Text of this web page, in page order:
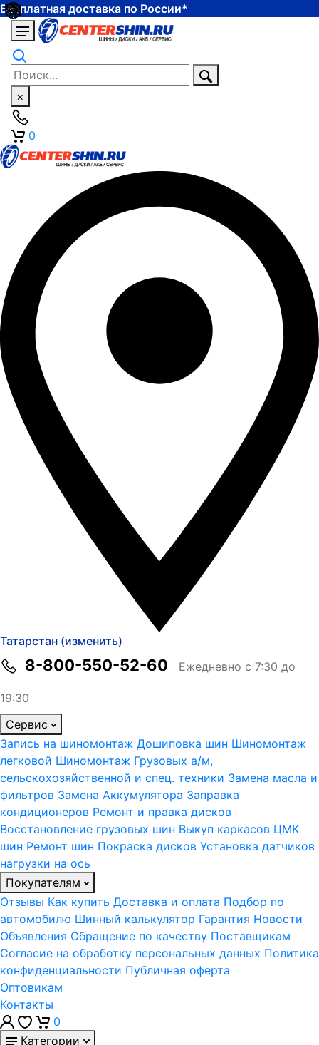
Бесплатная доставка по России*
×
0
Татарстан (изменить)
8-800-550-52-60 Ежедневно с 7:30 до
19:30
Сервис
Запись на шиномонтаж Дошиповка шин Шиномонтаж
легковой Шиномонтаж Грузовых а/м,
сельскохозяйственной и спец. техники Замена масла и
фильтров Замена Аккумулятора Заправка
кондиционеров Ремонт и правка дисков
Восстановление грузовых шин Выкуп каркасов ЦМК
шин Ремонт шин Покраска дисков Установка датчиков
нагрузки на ось
Покупателям
Отзывы Как купить Доставка и оплата Подбор по
автомобилю Шинный калькулятор Гарантия Новости
Объявления Обращение по качеству Поставщикам
Согласие на обработку персональных данных Политика
конфиденциальности Публичная оферта
Оптовикам
Контакты
0
Категории